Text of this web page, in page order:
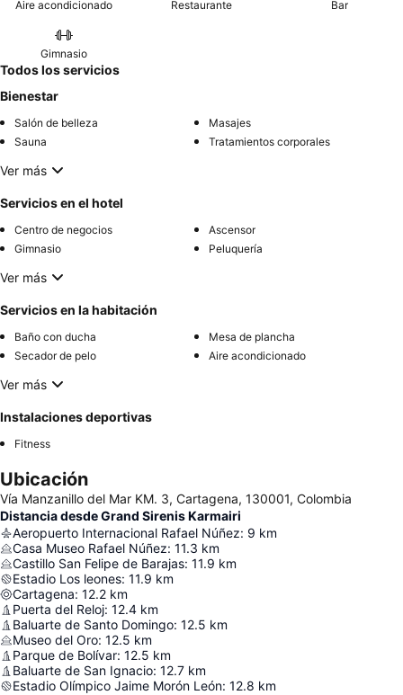
Aire acondicionado Restaurante Bar
Gimnasio
Todos los servicios
Bienestar
Salón de belleza
Masajes
Sauna
Tratamientos corporales
Ver más
Servicios en el hotel
Centro de negocios
Ascensor
Gimnasio
Peluquería
Ver más
Servicios en la habitación
Baño con ducha
Mesa de plancha
Secador de pelo
Aire acondicionado
Ver más
Instalaciones deportivas
Fitness
Ubicación
Vía Manzanillo del Mar KM. 3, Cartagena, 130001, Colombia
Distancia desde Grand Sirenis Karmairi
Aeropuerto Internacional Rafael Núñez: 9 km
Casa Museo Rafael Núñez: 11.3 km
Castillo San Felipe de Barajas: 11.9 km
Estadio Los leones: 11.9 km
Cartagena: 12.2 km
Puerta del Reloj: 12.4 km
Baluarte de Santo Domingo: 12.5 km
Museo del Oro: 12.5 km
Parque de Bolívar: 12.5 km
Baluarte de San Ignacio: 12.7 km
Estadio Olímpico Jaime Morón León: 12.8 km